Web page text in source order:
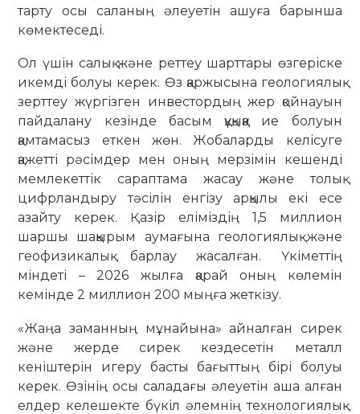
тарту осы саланың әлеуетін ашуға барынша
көмектеседі.
Ол үшін салық және реттеу шарттары өзгеріске
икемді болуы керек. Өз қаржысына геологиялық
зерттеу жүргізген инвестордың жер қойнауын
пайдалану кезінде басым құқыққа ие болуын
қамтамасыз еткен жөн. Жобаларды келісуге
қажетті рәсімдер мен оның мерзімін кешенді
мемлекеттік сараптама жасау және толық
цифрландыру тәсілін енгізу арқылы екі есе
азайту керек. Қазір еліміздің 1,5 миллион
шаршы шақырым аумағына геологиялық және
геофизикалық барлау жасалған. Үкіметтің
міндеті – 2026 жылға қарай оның көлемін
кемінде 2 миллион 200 мыңға жеткізу.
«Жаңа заманның мұнайына» айналған сирек
және жерде сирек кездесетін металл
кеніштерін игеру басты бағыттың бірі болуы
керек. Өзінің осы саладағы әлеуетін аша алған
елдер келешекте бүкіл әлемнің технологиялық